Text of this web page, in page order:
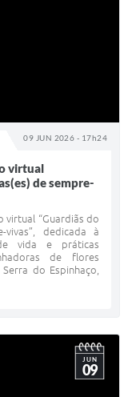
09 JUN 2026 - 17h24
virtual
de sempre-
virtual “Guardiãs do
vivas”, dedicada à
vida e práticas
de flores
do Espinhaço,
JUN
09